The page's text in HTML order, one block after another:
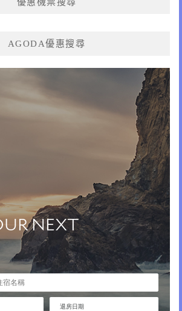
優惠機票搜尋
AGODA優惠搜尋